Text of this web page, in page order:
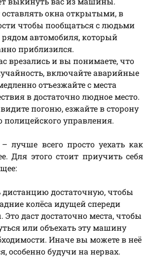
оставлять окна открытыми, в
чтобы пообщаться с людьми
автомобиля, который
приблизился.
врезались и вы понимаете, что
включайте аварийные
отъезжайте с места
в достаточно людное место.
погоню, езжайте в сторону
полицейского управления.
лучше всего просто уехать как
Для этого стоит приучить себя
достаточную, чтобы
колёса идущей спереди
даст достаточно места, чтобы
или объехать эту машину
Иначе вы можете в неё
особенно будучи на нервах.